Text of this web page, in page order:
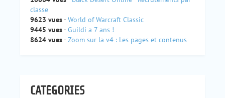
classe
9623 vues-World of Warcraft Classic
9445 vues-Guildi a 7 ans !
8624 vues-Zoom sur la v4 : Les pages et contenus
CATÉGORIES